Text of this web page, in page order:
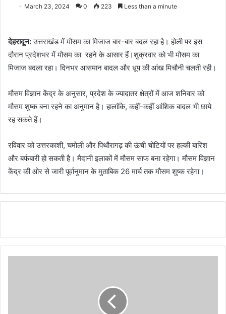
March 23, 2024 0 223 Less than a minute
देहरादून:उत्तराखंड में मौसम का मिजाज बार-बार बदल रहा है। होली पर इस
दौरान प्रदेशभर में मौसम का रहने के आसार हैं।शुक्रवार को भी मौसम का
मिजाज बदला रहा। दिनभर आसमान बादल और धूप की आंख मिचौनी चलती रही।
मौसम विज्ञान केंद्र के अनुसार, प्रदेश के ज्यादातर क्षेत्रों में आज शनिवार को
मौसम शुष्क बना रहने का अनुमान है। हालांकि, कहीं-कहीं आंशिक बादल भी छाये
रह सकते हैं।
रविवार को उत्तरकाशी, चमोली और पिथौरागढ़ की ऊंची चोटियों पर हल्की बारिश
और बर्फबारी हो सकती है। मैदानी इलाकों में मौसम साफ बना रहेगा। मौसम विज्ञान
केंद्र की ओर से जारी पूर्वानुमान के मुताबिक 26 मार्च तक मौसम शुष्क रहेगा।